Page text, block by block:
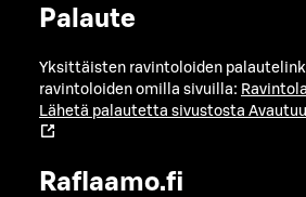
Palaute
Yksittäisten ravintoloiden
ravintoloiden omilla sivuilla:
Lähetä palautetta sivustosta
Raflaamo.fi